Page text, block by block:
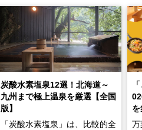
炭酸水素塩泉12選！北海道～
九州まで極上温泉を厳選【全国
版】
「炭酸水素塩泉」は、比較的全
万